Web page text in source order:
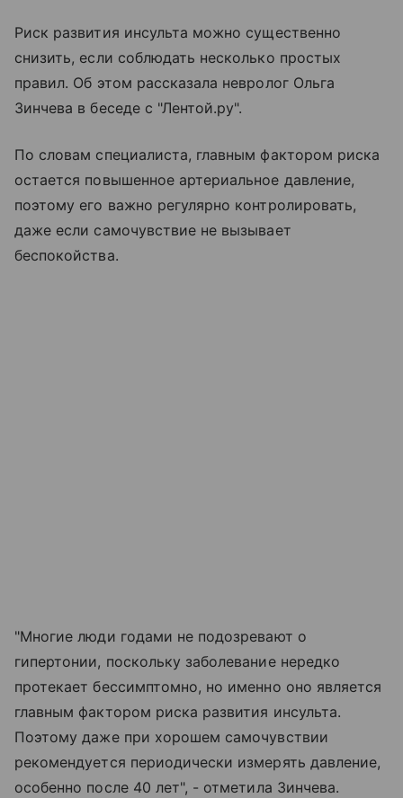
Риск развития инсульта можно существенно
снизить, если соблюдать несколько простых
правил. Об этом рассказала невролог Ольга
Зинчева в беседе с "Лентой.ру".
По словам специалиста, главным фактором риска
остается повышенное артериальное давление,
поэтому его важно регулярно контролировать,
даже если самочувствие не вызывает
беспокойства.
"Многие люди годами не подозревают о
гипертонии, поскольку заболевание нередко
протекает бессимптомно, но именно оно является
главным фактором риска развития инсульта.
Поэтому даже при хорошем самочувствии
рекомендуется периодически измерять давление,
особенно после 40 лет", - отметила Зинчева.